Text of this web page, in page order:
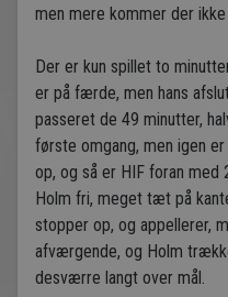
men mere kommer der
Der er kun spillet to
er på færde, men hans
passeret de 49 minutter,
første omgang, men igen
op, og så er HIF foran med
Holm fri, meget tæt på
stopper op, og appellerer,
afværgende, og Holm
desværre langt over mål.